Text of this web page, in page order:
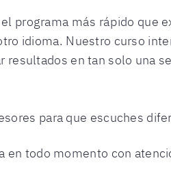
programa más rápido que
idioma. Nuestro curso
resultados en tan solo una
para que escuches
en todo momento con